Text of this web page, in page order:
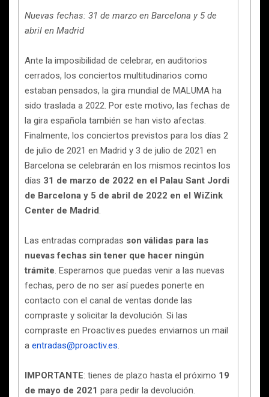
Nuevas fechas: 31 de marzo en Barcelona y 5 de
abril en Madrid
Ante la imposibilidad de celebrar, en auditorios
cerrados, los conciertos multitudinarios como
estaban pensados, la gira mundial de MALUMA ha
sido traslada a 2022. Por este motivo, las fechas de
la gira española también se han visto afectas.
Finalmente, los conciertos previstos para los días 2
de julio de 2021 en Madrid y 3 de julio de 2021 en
Barcelona se celebrarán en los mismos recintos los
días 31 de marzo de 2022 en el Palau Sant Jordi
de Barcelona y 5 de abril de 2022 en el WiZink
Center de Madrid.
Las entradas compradas son válidas para las
nuevas fechas sin tener que hacer ningún
trámite. Esperamos que puedas venir a las nuevas
fechas, pero de no ser así puedes ponerte en
contacto con el canal de ventas donde las
compraste y solicitar la devolución. Si las
compraste en Proactiv.es puedes enviarnos un mail
a entradas@proactiv.es.
IMPORTANTE: tienes de plazo hasta el próximo 19
de mayo de 2021 para pedir la devolución.